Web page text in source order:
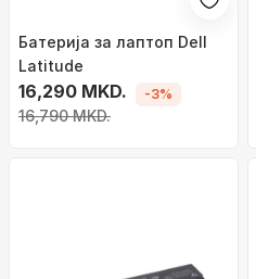
Батерија за лаптоп Dell
Latitude
16,290 MKD.
16,790 MKD.
-3%